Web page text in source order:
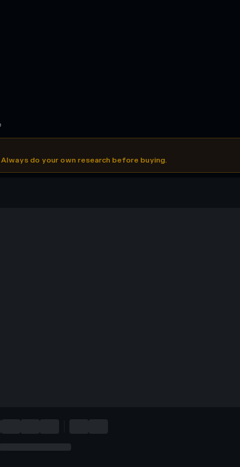
do your own research before buying.